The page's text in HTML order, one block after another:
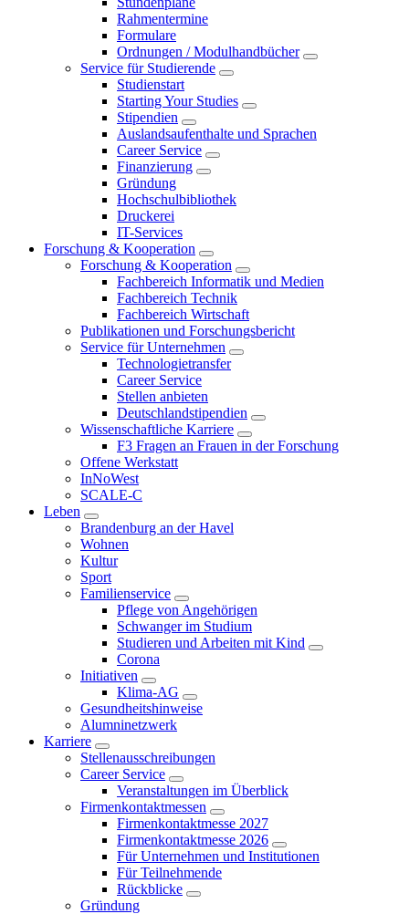
Rahmentermine
Formulare
Ordnungen / Modulhandbücher
Service für Studierende
Studienstart
Starting Your Studies
Stipendien
Auslandsaufenthalte und Sprachen
Career Service
Finanzierung
Gründung
Hochschulbibliothek
Druckerei
IT-Services
Forschung & Kooperation
Forschung & Kooperation
Fachbereich Informatik und Medien
Fachbereich Technik
Fachbereich Wirtschaft
Publikationen und Forschungsbericht
Service für Unternehmen
Technologietransfer
Career Service
Stellen anbieten
Deutschlandstipendien
Wissenschaftliche Karriere
F3 Fragen an Frauen in der Forschung
Offene Werkstatt
InNoWest
SCALE-C
Leben
Brandenburg an der Havel
Wohnen
Kultur
Sport
Familienservice
Pflege von Angehörigen
Schwanger im Studium
Studieren und Arbeiten mit Kind
Corona
Initiativen
Klima-AG
Gesundheitshinweise
Alumninetzwerk
Karriere
Stellenausschreibungen
Career Service
Veranstaltungen im Überblick
Firmenkontaktmessen
Firmenkontaktmesse 2027
Firmenkontaktmesse 2026
Für Unternehmen und Institutionen
Für Teilnehmende
Rückblicke
Gründung